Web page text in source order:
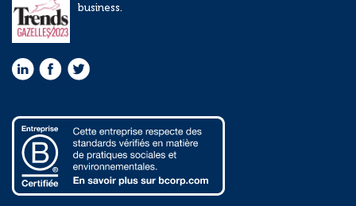
business.